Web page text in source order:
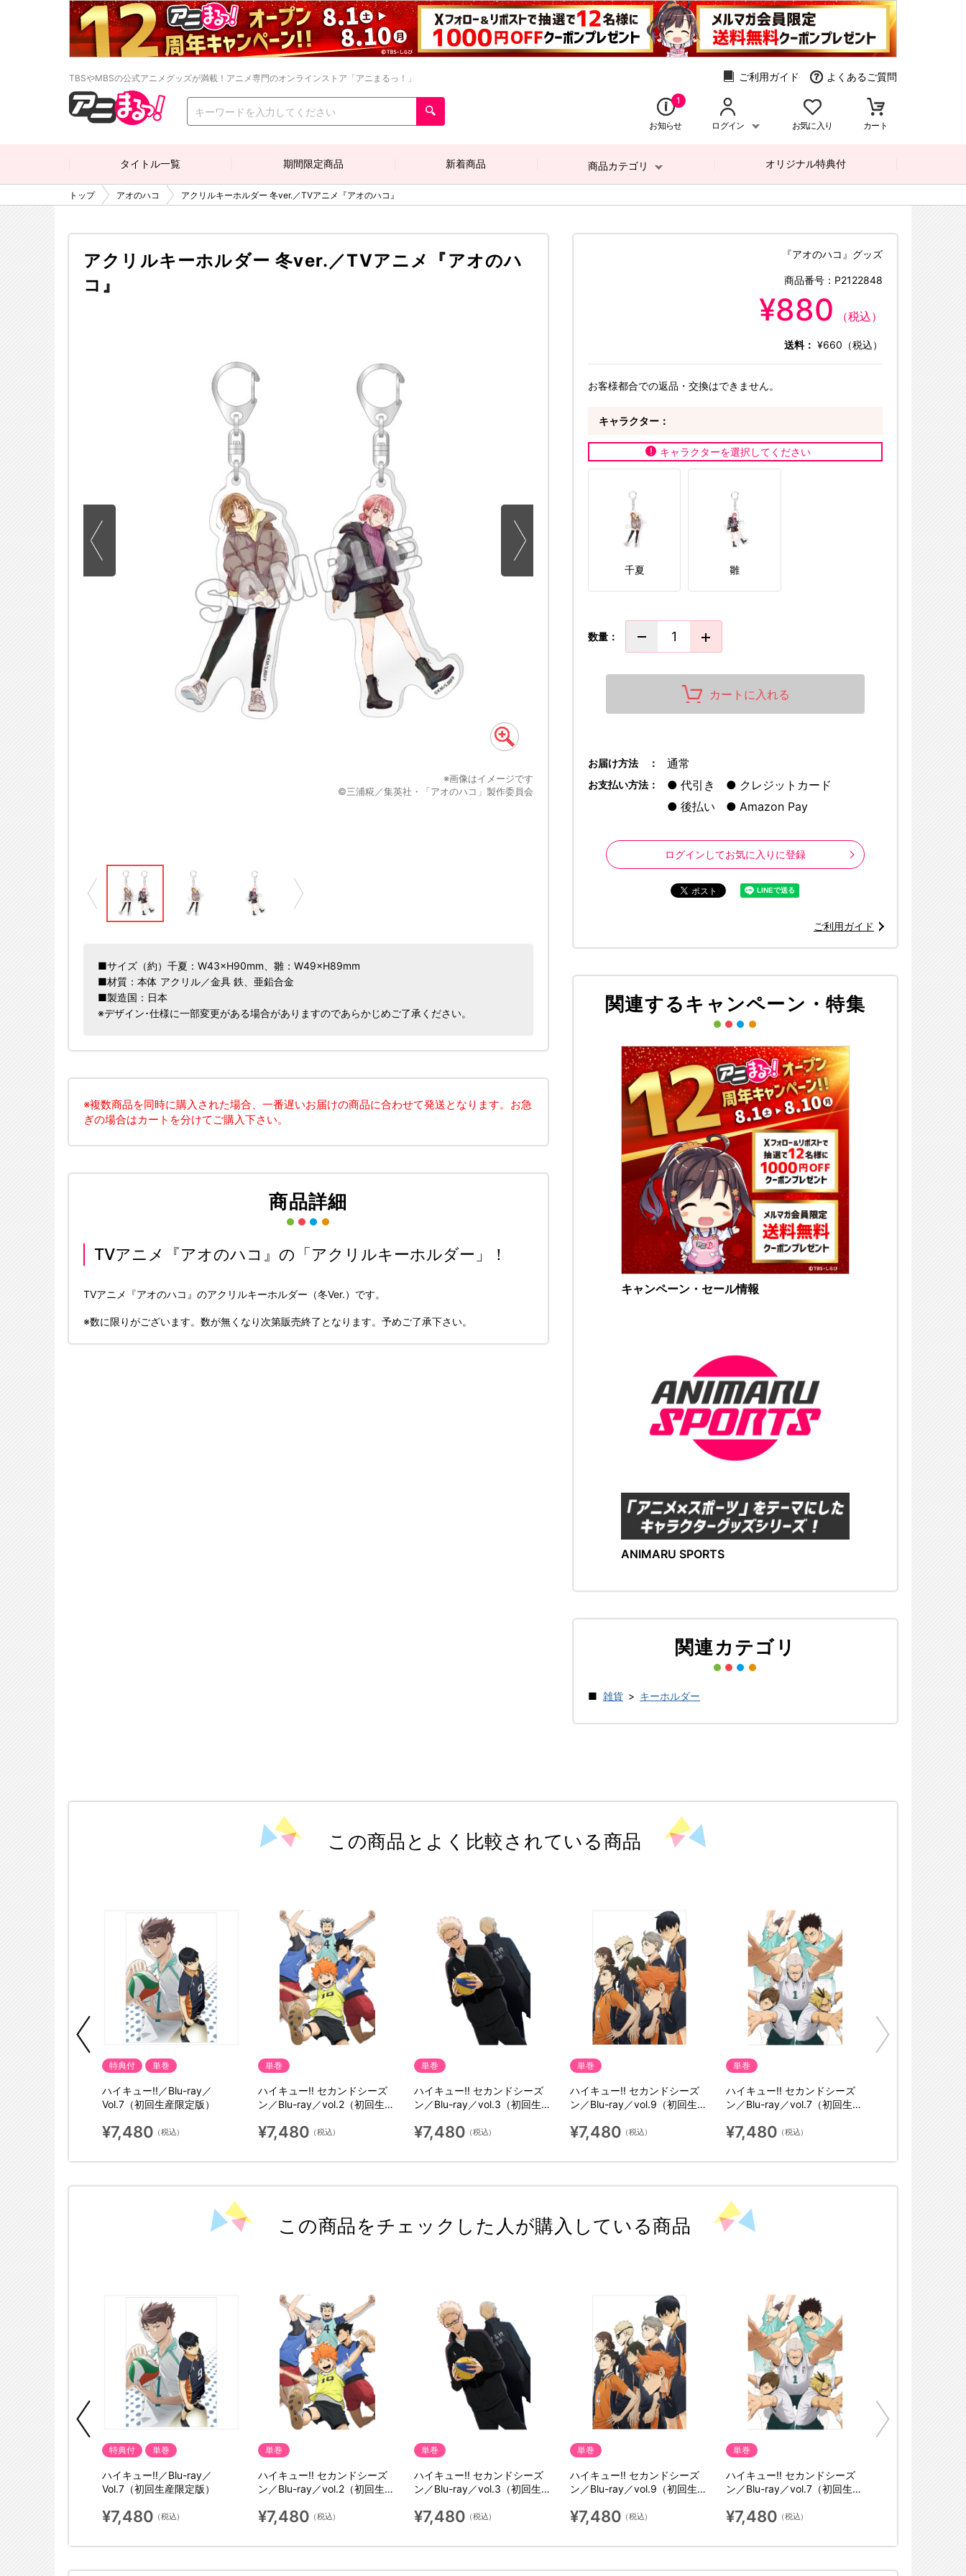
TBSやMBSの公式アニメグッズが満載！アニメ専門のオンラインストア「アニまるっ！」 ご利用ガイド よくあるご質問
1
お知らせ ログイン お気に入り カート
タイトル一覧 期間限定商品 新着商品 商品カテゴリ オリジナル特典付
トップ アオのハコ アクリルキーホルダー 冬ver.／TVアニメ『アオのハコ』
アクリルキーホルダー 冬ver.／TVアニメ『アオのハ
コ』
※画像はイメージです
©三浦糀／集英社・「アオのハコ」製作委員会
©三浦糀／集英社・「アオのハコ」製作
■サイズ（約）千夏：W43×H90mm、雛：W49×H89mm
■材質：本体 アクリル／金具 鉄、亜鉛合金
■製造国：日本
※デザイン･仕様に一部変更がある場合がありますのであらかじめご了承ください。
※複数商品を同時に購入された場合、一番遅いお届けの商品に合わせて発送となります。お急
ぎの場合はカートを分けてご購入下さい。
商品詳細
TVアニメ『アオのハコ』の「アクリルキーホルダー」！
TVアニメ『アオのハコ』のアクリルキーホルダー（冬Ver.）です。
※数に限りがございます。数が無くなり次第販売終了となります。予めご了承下さい。
『アオのハコ』グッズ
商品番号： P2122848
¥880 （税込）
送料： ¥660（税込）
お客様都合での返品・交換はできません。
キャラクター：
キャラクターを選択してください
千夏 雛
数量：
カートに入れる
お届け方法 ： 通常
お支払い方法： 代引き
クレジットカード
後払い
Amazon Pay
ログインしてお気に入りに登録
ご利用ガイド
関連するキャンペーン・特集
キャンペーン・セール情報
ANIMARU SPORTS
関連カテゴリ
雑貨 > キーホルダー
この商品とよく比較されている商品
特典付 単巻
ハイキュー!!／Blu-ray／
Vol.7（初回生産限定版）
¥7,480 （税込）
単巻
ハイキュー!! セカンドシーズ
ン／Blu-ray／vol.2（初回生産
¥7,480 （税込）
単巻
ハイキュー!! セカンドシーズ
ン／Blu-ray／vol.3（初回生産
¥7,480 （税込）
単巻
ハイキュー!! セカンドシーズ
ン／Blu-ray／vol.9（初回生産
¥7,480 （税込）
単巻
ハイキュー!! セカンドシーズ
ン／Blu-ray／vol.7（初回生産
¥7,480 （税込）
この商品をチェックした人が購入している商品
特典付 単巻
ハイキュー!!／Blu-ray／
Vol.7（初回生産限定版）
¥7,480 （税込）
単巻
ハイキュー!! セカンドシーズ
ン／Blu-ray／vol.2（初回生産
¥7,480 （税込）
単巻
ハイキュー!! セカンドシーズ
ン／Blu-ray／vol.3（初回生産
¥7,480 （税込）
単巻
ハイキュー!! セカンドシーズ
ン／Blu-ray／vol.9（初回生産
¥7,480 （税込）
単巻
ハイキュー!! セカンドシーズ
ン／Blu-ray／vol.7（初回生産
¥7,480 （税込）